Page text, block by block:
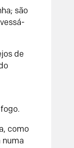
são
de
como
numa